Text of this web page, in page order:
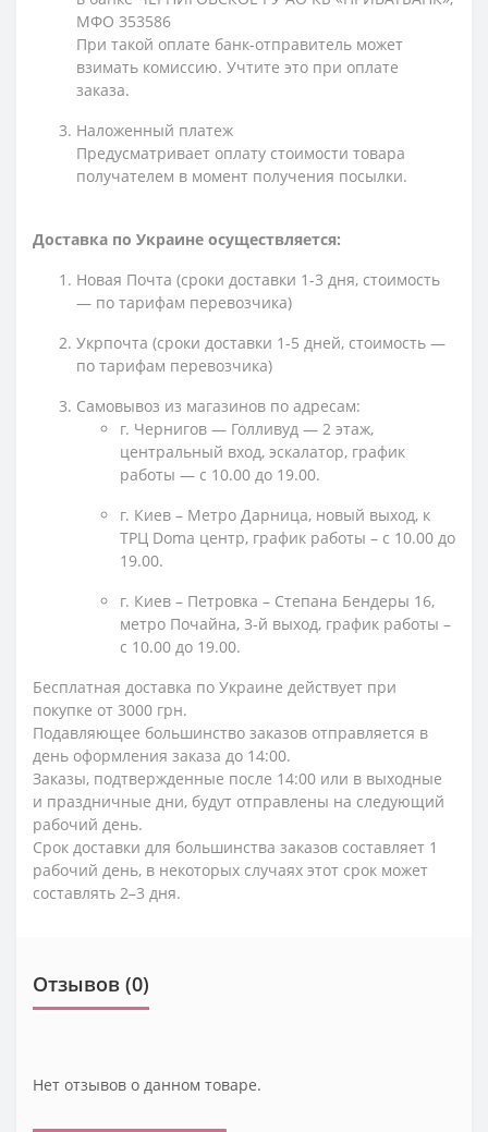
МФО 353586
При такой оплате банк-отправитель может
взимать комиссию. Учтите это при оплате
заказа.
Наложенный платеж
Предусматривает оплату стоимости товара
получателем в момент получения посылки.
Доставка по Украине осуществляется:
Новая Почта (сроки доставки 1-3 дня, стоимость
— по тарифам перевозчика)
Укрпочта (сроки доставки 1-5 дней, стоимость —
по тарифам перевозчика)
Самовывоз из магазинов по адресам:
г. Чернигов — Голливуд — 2 этаж,
центральный вход, эскалатор, график
работы — с 10.00 до 19.00.
г. Киев – Метро Дарница, новый выход, к
ТРЦ Doma центр, график работы – с 10.00 до
19.00.
г. Киев – Петровка – Степана Бендеры 16,
метро Почайна, 3-й выход, график работы –
с 10.00 до 19.00.
Бесплатная доставка по Украине действует при
покупке от 3000 грн.
Подавляющее большинство заказов отправляется в
день оформления заказа до 14:00.
Заказы, подтвержденные после 14:00 или в выходные
и праздничные дни, будут отправлены на следующий
рабочий день.
Срок доставки для большинства заказов составляет 1
рабочий день, в некоторых случаях этот срок может
составлять 2–3 дня.
Отзывов (0)
Нет отзывов о данном товаре.